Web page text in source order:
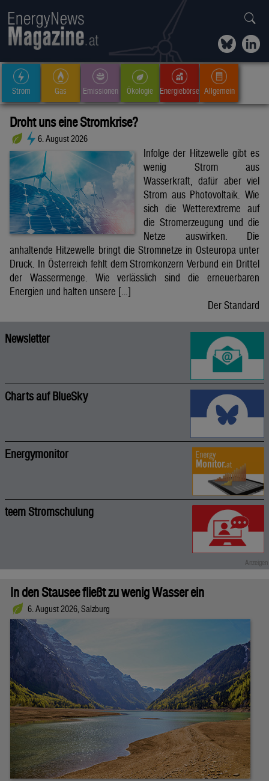
Strom Gas Emissionen Ökologie Energiebörse Allgemein
Droht uns eine Stromkrise?
6. August 2026
Infolge der Hitzewelle gibt es
wenig Strom aus
Wasserkraft, dafür aber viel
Strom aus Photovoltaik. Wie
sich die Wetterextreme auf
die Stromerzeugung und die
Netze auswirken. Die
anhaltende Hitzewelle bringt die Stromnetze in Osteuropa unter
Druck. In Österreich fehlt dem Stromkonzern Verbund ein Drittel
der Wassermenge. Wie verlässlich sind die erneuerbaren
Energien und halten unsere […]
Der Standard
Newsletter
Charts auf BlueSky
Energymonitor
teem Stromschulung
In den Stausee fließt zu wenig Wasser ein
6. August 2026, Salzburg